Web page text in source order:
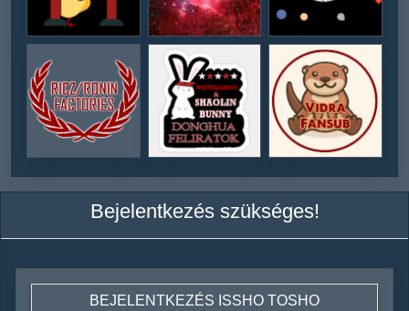
Bejelentkezés szükséges!
BEJELENTKEZÉS ISSHO TOSHO